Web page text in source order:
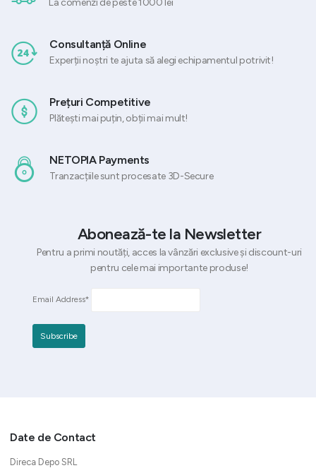
Consultanță Online
Experții noștri te ajuta să alegi echipamentul potrivit!
Prețuri Competitive
Plătești mai puțin, obții mai mult!
NETOPIA Payments
Tranzacțiile sunt procesate 3D-Secure
Abonează-te la Newsletter
Pentru a primi noutăți, acces la vânzări exclusive și discount-uri
pentru cele mai importante produse!
Email Address*
Date de Contact
Direca Depo SRL